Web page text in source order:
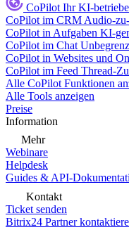
CoPilot Ihr KI-
CoPilot im CRM Audio-
CoPilot in Aufgaben KI-
CoPilot im Chat
CoPilot in Websites und
CoPilot im Feed Thread-
Alle CoPilot Funktionen
Alle Tools anzeigen
Preise
Information
Mehr
Webinare
Helpdesk
Guides & API-
Kontakt
Ticket senden
Bitrix24 Partner